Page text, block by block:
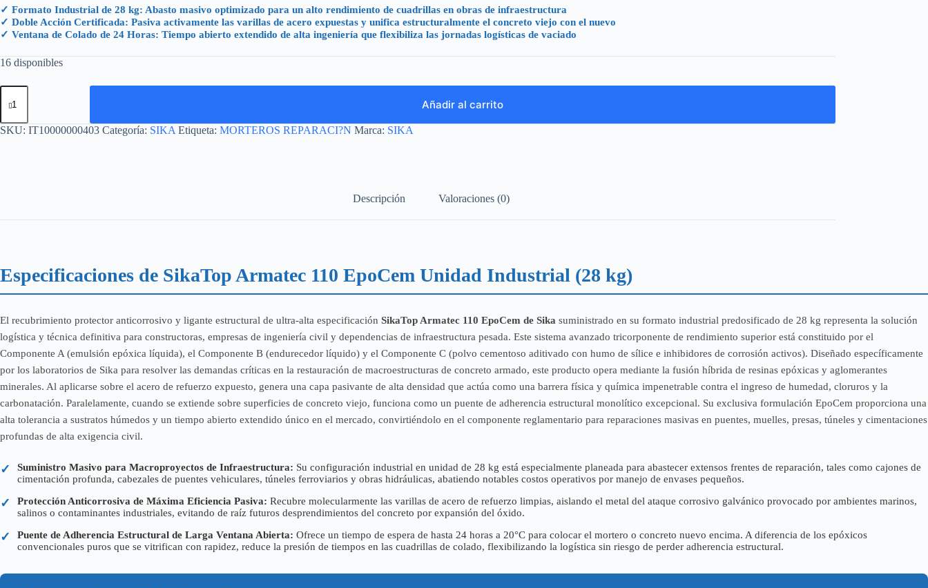
✓ Formato Industrial de 28 kg: Abasto masivo optimizado para un alto rendimiento de cuadrillas en obras de infraestructura
✓ Doble Acción Certificada: Pasiva activamente las varillas de acero expuestas y unifica estructuralmente el concreto viejo con el nuevo
✓ Ventana de Colado de 24 Horas: Tiempo abierto extendido de alta ingeniería que flexibiliza las jornadas logísticas de vaciado
16 disponibles
SIKATOP
ARMATEC
EPOCEM
UNIDAD
Añadir al carrito
SKU: IT10000000403 Categoría: SIKA Etiqueta: MORTEROS REPARACI?N Marca: SIKA
Descripción Valoraciones (0)
Especificaciones de SikaTop Armatec 110 EpoCem Unidad Industrial (28 kg)
El recubrimiento protector anticorrosivo y ligante estructural de ultra-alta especificación SikaTop Armatec 110 EpoCem de Sika suministrado en su formato industrial predosificado de 28 kg representa la solución
logística y técnica definitiva para constructoras, empresas de ingeniería civil y dependencias de infraestructura pesada. Este sistema avanzado tricorponente de rendimiento superior está constituido por el
Componente A (emulsión epóxica líquida), el Componente B (endurecedor líquido) y el Componente C (polvo cementoso aditivado con humo de sílice e inhibidores de corrosión activos). Diseñado específicamente
por los laboratorios de Sika para resolver las demandas críticas en la restauración de macroestructuras de concreto armado, este producto opera mediante la fusión híbrida de resinas epóxicas y aglomerantes
minerales. Al aplicarse sobre el acero de refuerzo expuesto, genera una capa pasivante de alta densidad que actúa como una barrera física y química impenetrable contra el ingreso de humedad, cloruros y la
carbonatación. Paralelamente, cuando se extiende sobre superficies de concreto viejo, funciona como un puente de adherencia estructural monolítico excepcional. Su exclusiva formulación EpoCem proporciona una
alta tolerancia a sustratos húmedos y un tiempo abierto extendido único en el mercado, convirtiéndolo en el componente reglamentario para reparaciones masivas en puentes, muelles, presas, túneles y cimentaciones
profundas de alta exigencia civil.
✓ Suministro Masivo para Macroproyectos de Infraestructura: Su configuración industrial en unidad de 28 kg está especialmente planeada para abastecer extensos frentes de reparación, tales como cajones de
cimentación profunda, cabezales de puentes vehiculares, túneles ferroviarios y obras hidráulicas, abatiendo notables costos operativos por manejo de envases pequeños.
✓ Protección Anticorrosiva de Máxima Eficiencia Pasiva: Recubre molecularmente las varillas de acero de refuerzo limpias, aislando el metal del ataque corrosivo galvánico provocado por ambientes marinos,
salinos o contaminantes industriales, evitando de raíz futuros desprendimientos del concreto por expansión del óxido.
✓ Puente de Adherencia Estructural de Larga Ventana Abierta: Ofrece un tiempo de espera de hasta 24 horas a 20°C para colocar el mortero o concreto nuevo encima. A diferencia de los epóxicos
convencionales puros que se vitrifican con rapidez, reduce la presión de tiempos en las cuadrillas de colado, flexibilizando la logística sin riesgo de perder adherencia estructural.